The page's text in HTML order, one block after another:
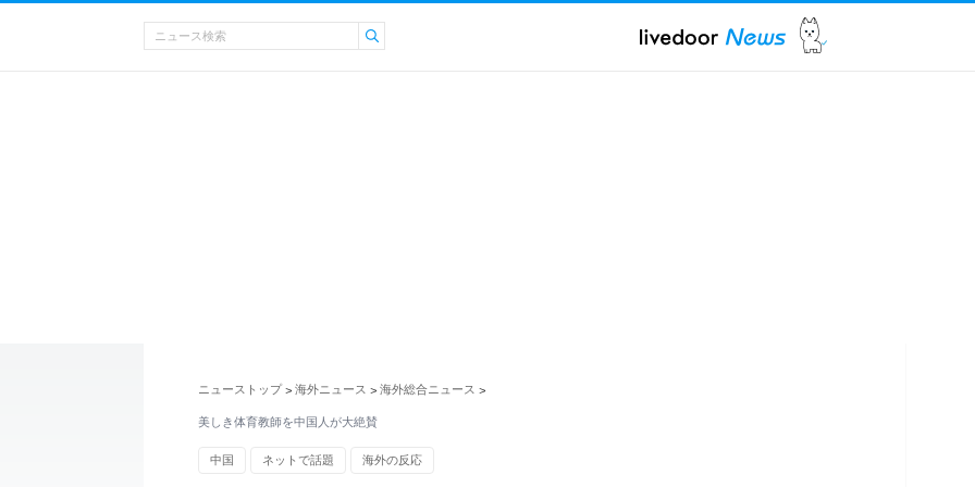
ニューストップ > 海外ニュース > 海外総合ニュース >
美しき体育教師を中国人が大絶賛
中国 ネットで話題 海外の反応